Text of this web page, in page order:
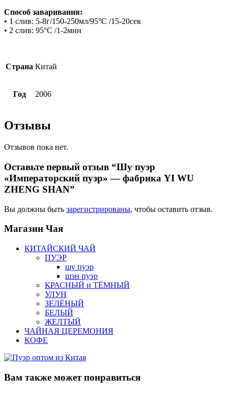
Способ заваривания:
• 1 слив: 5-8г/150-250мл/95°С /15-20сек
• 2 слив: 95°С /1-2мин
Страна Китай
Год 2006
Отзывы
Отзывов пока нет.
Оставьте первый отзыв “Шу пуэр
«Императорский пуэр» — фабрика YI WU
ZHENG SHAN”
Вы должны быть зарегистрированы, чтобы оставить отзыв.
Магазин Чая
КИТАЙСКИЙ ЧАЙ
ПУЭР
шу пуэр
шэн пуэр
КРАСНЫЙ и ТЁМНЫЙ
УЛУН
ЗЕЛЁНЫЙ
БЕЛЫЙ
ЖЕЛТЫЙ
ЧАЙНАЯ ЦЕРЕМОНИЯ
КОФЕ
Вам также может понравиться